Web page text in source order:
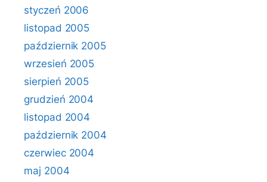
styczeń 2006
listopad 2005
październik 2005
wrzesień 2005
sierpień 2005
grudzień 2004
listopad 2004
październik 2004
czerwiec 2004
maj 2004